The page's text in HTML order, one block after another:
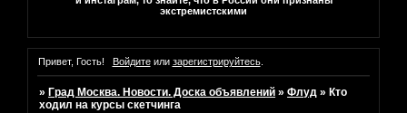
экстремистскими
Привет, Гость! Войдитеили зарегистрируйтесь.
» Град Москва. Новости. Доска объявлений »Флуд » Кто
ходил на курсы скетчинга